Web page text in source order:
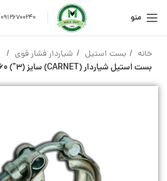
منو 09126700240
خانه بست استیل شیاردار فشار قوی
بست استیل شیاردار (CARNET) سایز (3″) 60 160500